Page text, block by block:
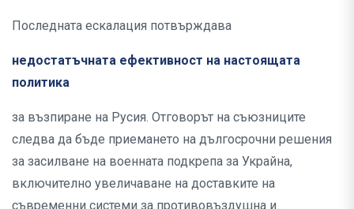
Последната ескалация потвърждава
недостатъчната ефективност на настоящата
политика
за възпиране на Русия. Отговорът на съюзниците
следва да бъде приемането на дългосрочни решения
за засилване на военната подкрепа за Украйна,
включително увеличаване на доставките на
съвременни системи за противовъздушна и